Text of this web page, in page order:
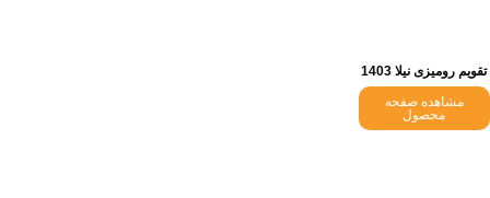
تقویم رومیزی نیلا 1403
مشاهده صفحه
محصول